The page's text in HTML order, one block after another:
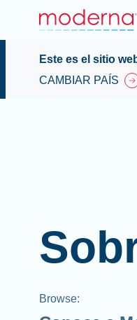
Este es el sitio
CAMBIAR PAÍS
Browse: